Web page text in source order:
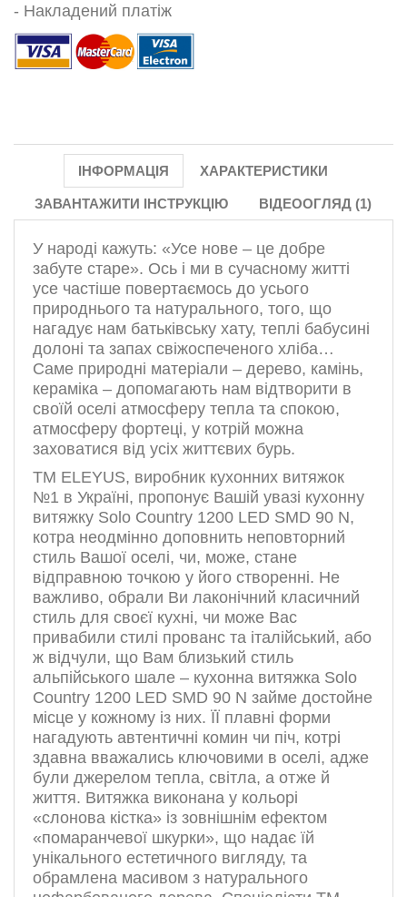
- Накладений платіж
ІНФОРМАЦІЯ ХАРАКТЕРИСТИКИ
ЗАВАНТАЖИТИ ІНСТРУКЦІЮ ВІДЕООГЛЯД (1)
У народі кажуть: «Усе нове – це добре
забуте старе». Ось і ми в сучасному житті
усе частіше повертаємось до усього
природнього та натурального, того, що
нагадує нам батьківську хату, теплі бабусині
долоні та запах свіжоспеченого хліба…
Саме природні матеріали – дерево, камінь,
кераміка – допомагають нам відтворити в
своїй оселі атмосферу тепла та спокою,
атмосферу фортеці, у котрій можна
заховатися від усіх життєвих бурь.
ТМ ELEYUS, виробник кухонних витяжок
№1 в Україні, пропонує Вашій увазі кухонну
витяжку Solo Country 1200 LED SMD 90 N,
котра неодмінно доповнить неповторний
стиль Вашої оселі, чи, може, стане
відправною точкою у його створенні. Не
важливо, обрали Ви лаконічний класичний
стиль для своєї кухні, чи може Вас
привабили стилі прованс та італійський, або
ж відчули, що Вам близький стиль
альпійського шале – кухонна витяжка Solo
Country 1200 LED SMD 90 N займе достойне
місце у кожному із них. ЇЇ плавні форми
нагадують автентичні комин чи піч, котрі
здавна вважались ключовими в оселі, адже
були джерелом тепла, світла, а отже й
життя. Витяжка виконана у кольорі
«слонова кістка» із зовнішнім ефектом
«помаранчевої шкурки», що надає їй
унікального естетичного вигляду, та
обрамлена масивом з натурального